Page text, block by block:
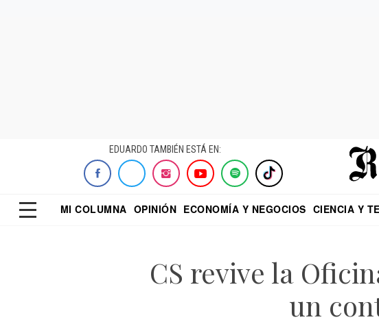
EDUARDO TAMBIÉN ESTÁ EN:
MI COLUMNA OPINIÓN ECONOMÍA Y NEGOCIOS CIENCIA Y
CS revive la
un